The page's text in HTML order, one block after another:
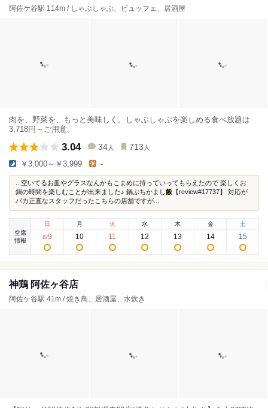
阿佐ケ谷駅 114m / しゃぶしゃぶ、ビュッフェ、居酒屋
肉を、野菜を、もっと美味しく。しゃぶしゃぶを楽しめる食べ放題は
3,718円～ご用意。
3.04 34 人 713 人
￥3,000～￥3,999 -
...空いてるお皿やグラスなんかもこまめに持っていってもらえたので 楽しくお
鍋の時間を楽しむことが出来ました♪ 鍋ぶちかまし飯 【review#17737】 対応が
バカ正直なスタッフだったこちらの店舗ですが...
空席
情報
日
8/9
月
10
火
11
水
12
木
13
金
14
土
15
神鶏 阿佐ヶ谷店
阿佐ケ谷駅 41m / 焼き鳥、居酒屋、水炊き